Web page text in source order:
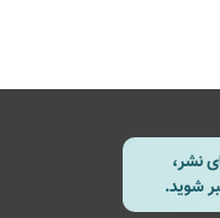
نشر،
شوید.